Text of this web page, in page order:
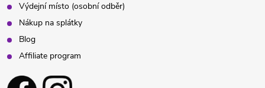
Výdejní místo (osobní odběr)
Nákup na splátky
Blog
Affiliate program